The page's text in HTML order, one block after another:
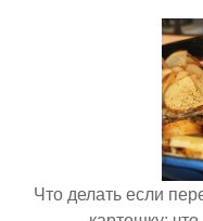
Что делать если